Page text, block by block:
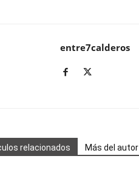
entre7calderos
relacionados Más del autor